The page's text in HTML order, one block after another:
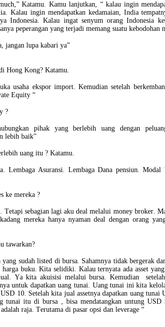
Katamu. Kamu lanjutkan, “ kalau ingin
Kalau ingin mendapatkan kedamaian, India
Indonesia. Kalau ingat senyum orang Indonesia
peperangan yang terjadi memang suatu kebodohan
jangan lupa kabari ya”
Hong Kong? Katamu.
usaha ekspor import. Kemudian setelah
Equity “
?
pihak yang berlebih uang dengan
lebih baik”
uang itu ? Katamu.
Lembaga Asuransi. Lembaga Dana pensiun. Modal
ke mereka ?
Tetapi sebagian lagi aku deal melalui money broker.
mereka hanya nyaman deal dengan orang
tawarkan?
yang sudah listed di bursa. Sahamnya tidak bergerak
harga buku. Kita selidiki. Kalau ternyata ada asset
Ya kita akuisisi melalui bursa. Kemudian
untuk dapatkan uang tunai. Uang tunai ini kita
10. Setelah kita jual assetnya dapatkan uang tunai
tunai itu di bursa , bisa mendatangkan untung USD
raja. Terutama di pasar opsi dan leverage “